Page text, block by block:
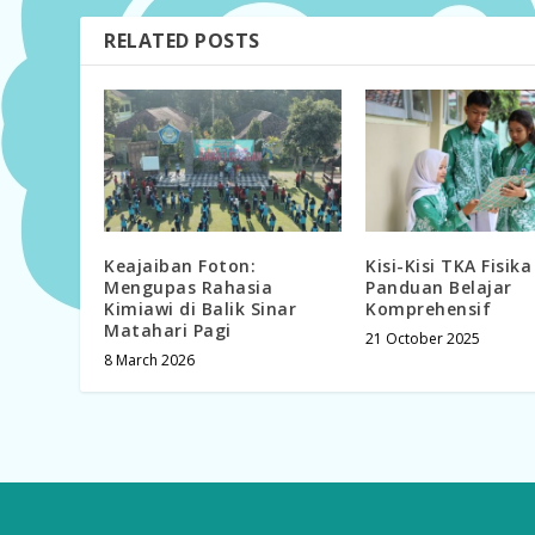
RELATED POSTS
Keajaiban Foton:
Mengupas Rahasia
Kimiawi di Balik Sinar
Matahari Pagi
8 March 2026
Kisi-Kisi TKA Fisika
Panduan Belajar
Komprehensif
21 October 2025